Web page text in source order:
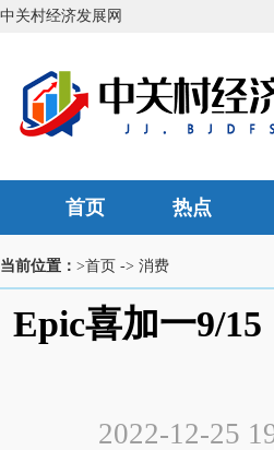
中关村经济发展网
首页 热点
当前位置： >首页 -> 消费
Epic喜加一9/
2022-12-25